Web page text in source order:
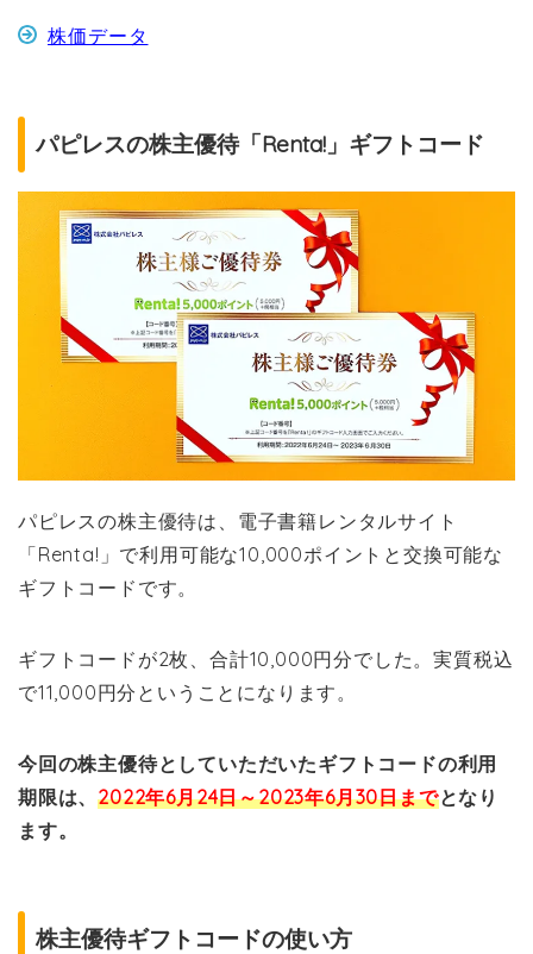
株価データ
パピレスの株主優待「Renta!」ギフトコード
パピレスの株主優待は、電子書籍レンタルサイト
「Renta!」で利用可能な10,000ポイントと交換可能な
ギフトコードです。
ギフトコードが2枚、合計10,000円分でした。実質税込
で11,000円分ということになります。
今回の株主優待としていただいたギフトコードの利用
期限は、2022年6月24日～2023年6月30日までとなり
ます。
株主優待ギフトコードの使い方